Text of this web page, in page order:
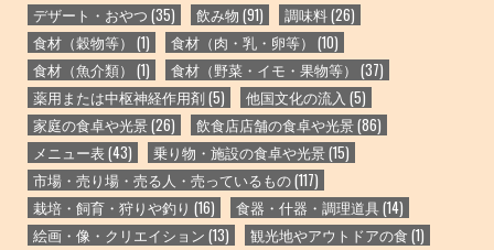
デザート・おやつ (35) 飲み物 (91) 調味料(26)
食材（穀物等） (1) 食材（肉・乳・卵等） (10)
食材（魚介類） (1) 食材（野菜・イモ・果物等） (37)
薬用または中枢神経作用剤(5) 他国文化の流入 (5)
家庭の食卓や光景(26) 飲食店店舗の食卓や光景(86)
メニュー表(43) 乗り物・施設の食卓や光景(15)
市場・売り場・売る人・売っているもの(117)
栽培・飼育・狩りや釣り (16) 食器・什器・調理道具(14)
絵画・像・クリエイション (13) 観光地やアウトドアの食 (1)